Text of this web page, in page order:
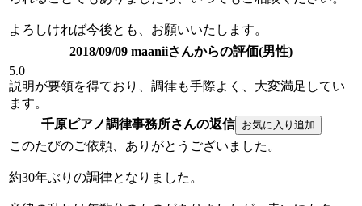
よろしければ今後とも、お願いいたします。
2018/09/09 maaniiさんからの評価(男性)
5.0
説明が要領を得ており、調律も手際よく、大変満足してい
ます。
千原ピアノ調律事務所さんの返信
このたびのご依頼、ありがとうございました。
約30年ぶりの調律となりました。